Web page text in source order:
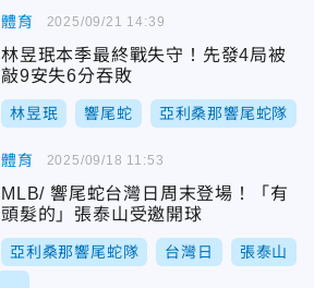
體育
林昱珉本季最終戰失守！先發4局被
敲9安失6分吞敗
林昱珉 響尾蛇 亞利桑那響尾蛇隊
2025/09/21 14:39
體育
MLB/ 響尾蛇台灣日周末登場！「有
頭髮的」張泰山受邀開球
亞利桑那響尾蛇隊 台灣日 張泰山
2025/09/18 11:53